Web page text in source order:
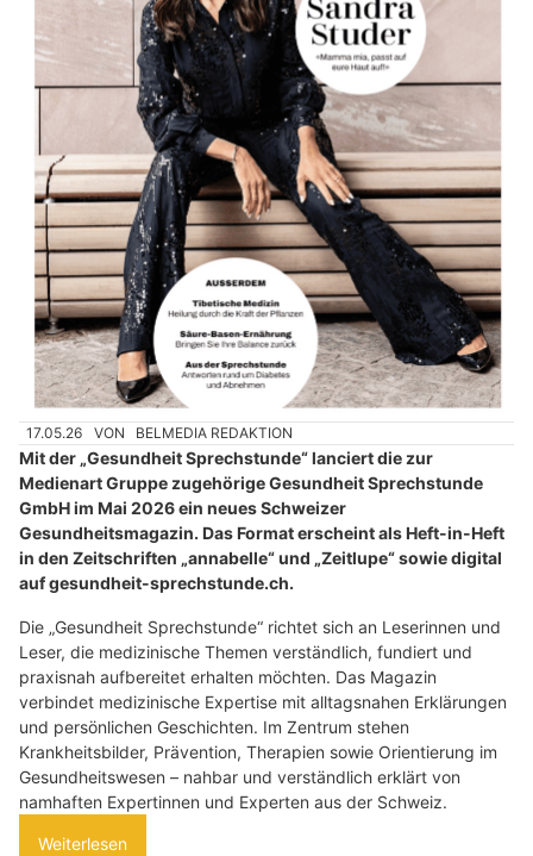
17.05.26 VON BELMEDIA REDAKTION
Mit der „Gesundheit Sprechstunde“ lanciert die zur
Medienart Gruppe zugehörige Gesundheit Sprechstunde
GmbH im Mai 2026 ein neues Schweizer
Gesundheitsmagazin. Das Format erscheint als Heft-in-Heft
in den Zeitschriften „annabelle“ und „Zeitlupe“ sowie digital
auf gesundheit-sprechstunde.ch.
Die „Gesundheit Sprechstunde“ richtet sich an Leserinnen und
Leser, die medizinische Themen verständlich, fundiert und
praxisnah aufbereitet erhalten möchten. Das Magazin
verbindet medizinische Expertise mit alltagsnahen Erklärungen
und persönlichen Geschichten. Im Zentrum stehen
Krankheitsbilder, Prävention, Therapien sowie Orientierung im
Gesundheitswesen – nahbar und verständlich erklärt von
namhaften Expertinnen und Experten aus der Schweiz.
Weiterlesen